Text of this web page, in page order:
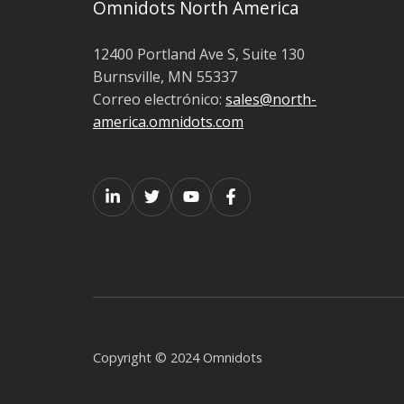
Omnidots North America
12400 Portland Ave S, Suite 130
Burnsville, MN 55337
Correo electrónico: sales@north-
america.omnidots.com
Copyright © 2024 Omnidots